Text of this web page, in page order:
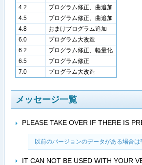
4.2
プログラム修正、曲追加
4.5
プログラム修正、曲追加
4.8
おまけプログラム追加
6.0
プログラム大改造
6.2
プログラム修正、軽量化
6.5
プログラム修正
7.0
プログラム大改造
メッセージ一覧
PLEASE TAKE OVER IF THERE IS
以前のバージョンのデータがある場合は
IT CAN NOT BE USED WITH YOUR